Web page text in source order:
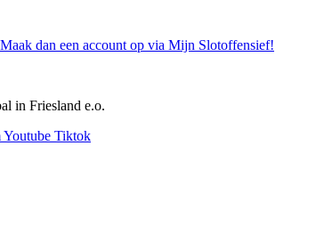
dan een account op via Mijn Slotoffensief!
in Friesland e.o.
Youtube Tiktok